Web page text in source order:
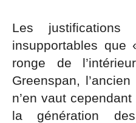
Les
insupportables que
ronge de
Greenspan,
n’en vaut
la génération